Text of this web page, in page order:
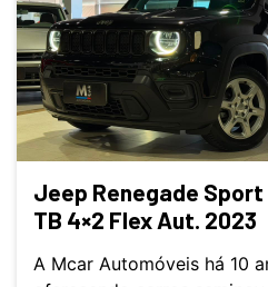
Jeep Renegade Sport
TB 4×2 Flex Aut. 2023
A Mcar Automóveis há 10